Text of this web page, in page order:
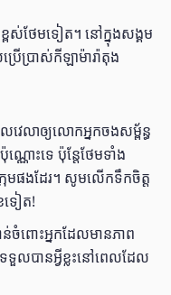
ពស់ថែមទៀត។ នៅក្នុងសង្គម
ើប្រាស់កីឡាម៉ារ៉ាតុង
េលាឲ្យលោកអ្នកចងសម្ព័ន្ធ
ណ្ណោះទេ ប៉ុន្តែថែមទាំង
មផងដែរ។ សូមលើកទឹកចិត្ត
ទៀត!
ចំពោះអ្នកដែលមានភាព
ទួលបានអ្វីខ្លះនៅពេលដែល